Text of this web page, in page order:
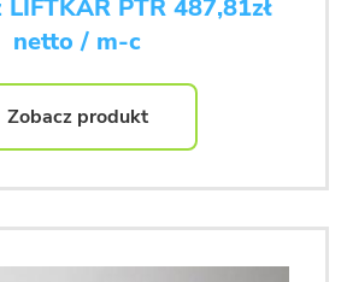
LIFTKAR PTR 487,81zł
netto / m-c
Zobacz produkt